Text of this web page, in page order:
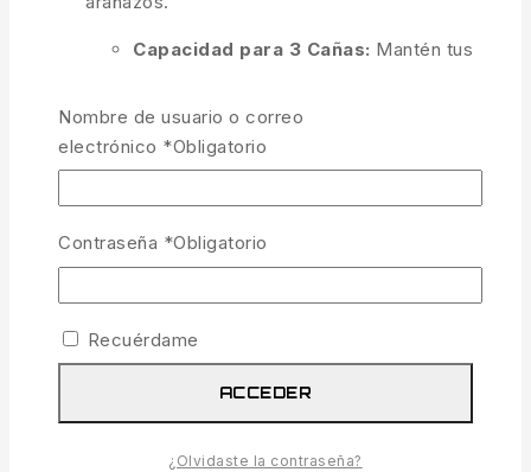
Capacidad para 3 Cañas: Mantén tus
ordenadas y al alcance de la mano.
Fijación Connect-It X36:
Goma Técnica Protectora:El
despesques rápidos.
Estructura Compacta:
lineal optimizada para que las cañas no
se golpeen entre sí ni estorben en tu
Nombre de usuario o correo
electrónico *Obligatorio
Contraseña *Obligatorio
Recuérdame
ACCEDER
¿Olvidaste la contraseña?